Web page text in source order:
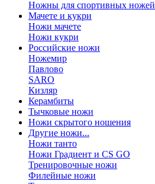
Ножны для спортивных ножей
Мачете и кукри
Ножи мачете
Ножи кукри
Российские ножи
Ножемир
Павлово
SARO
Кизляр
Керамбиты
Тычковые ножи
Ножи скрытого ношения
Другие ножи...
Ножи танто
Ножи Градиент и CS GO
Тренировочные ножи
Филейные ножи